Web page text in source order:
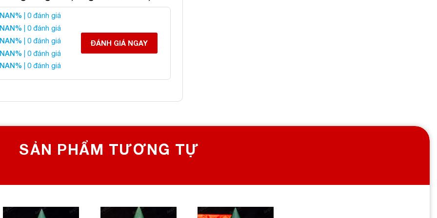
Ngọc Hoàng Long 1A
627 166
NAN% | 0 đánh giá
NAN% | 0 đánh giá
NAN% | 0 đánh giá
NAN% | 0 đánh giá
NAN% | 0 đánh giá
ĐÁNH GIÁ NGAY
SẢN PHẨM TƯƠNG TỰ